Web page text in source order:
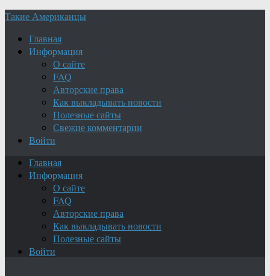
Такие Американцы
Главная
Информация
О сайте
FAQ
Авторские права
Как выкладывать новости
Полезные сайты
Свежие комментарии
Войти
Главная
Информация
О сайте
FAQ
Авторские права
Как выкладывать новости
Полезные сайты
Войти